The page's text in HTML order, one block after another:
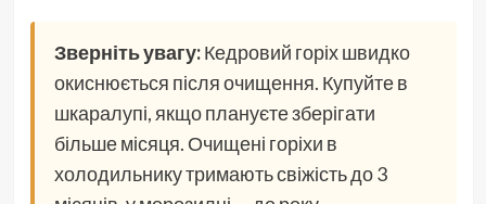
Зверніть увагу:Кедровий горіх швидко
окиснюється після очищення. Купуйте в
шкаралупі, якщо плануєте зберігати
більше місяця. Очищені горіхи в
холодильнику тримають свіжість до 3